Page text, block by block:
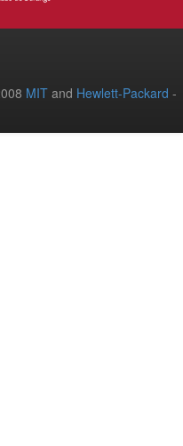
MIT and Hewlett-Packard -